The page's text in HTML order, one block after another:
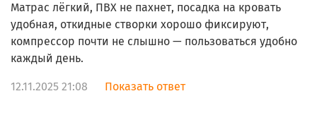
Матрас лёгкий, ПВХ не пахнет, посадка на кровать
удобная, откидные створки хорошо фиксируют,
компрессор почти не слышно — пользоваться удобно
каждый день.
12.11.2025 21:08 Показать ответ